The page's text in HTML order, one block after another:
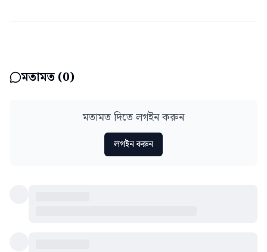
মতামত (0)
মতামত দিতে লগইন করুন
লগইন করুন